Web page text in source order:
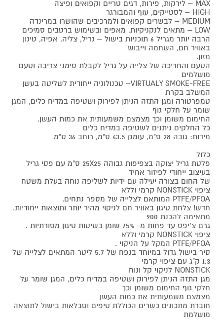
MAX – לירקות, פירות, דגים טריים וקפואים ופיצה
HIGH – לסטייקים, עוף והמבורגר
MEDIUM – לבשרים קפואים ולמרכיבים שהושרו במרינדה
LOW – מתאים לנקניקיות, מאפים ובשימוש ברטבים סמיכים
הרבה יותר מגריל 6 תוכניות בישול – גריל, צליה, אפיה, טיגון
באוויר חם, השחמה וייבוש
מזון.
הטעם והחריכה של צלייה על גריל לקבלת סימני צריבה וטעם
מושלמים
VIRTUALY SMOKE-FREE– טכנולוגיה ייחודית לשליטה בעשן
המשלב בקרת
טמפרטורה ומגן התזה הניתן לפירוק ושטיפה במדיח כלים, המגן
שומר על חלקי גוף
החימום משומן וכך מצמצם משמעותית את כמות העשן.
כל החלקים ניתנים לשטיפה במדיח כלים
מידות: גובה 28 ס"מ, עומק 43.5 ס"מ, רוחב 36 ס"מ
כלול
פלטת גריל יצוקה בצפיפות גבוהה 25X25 ס"מ עם פסי גריל
בעיצוב ייחודי לפיזור אחיד
של החום בצורה יעילה עם ידיות לשליפה נוחה בעלת משטח
ציפוי NONSTICK קרמי וללא
PTFE/PFOA המותאם לצלייה של מספר נתחים.
חדש! צלחת טיגון באוויר חם לניקוי מהיר יותר ותוצאות ייחודיות.
מתאימה להכנת 900
גרם צ'יפס עד פחות מ- 75% שומן בשיטות טיגון מסורתיות .
ציפוי NONSTICK קרמי וללא
PTFE/PFOA המקל על הניקוי .
סיר בישול גדול במיוחד בנפח של 5.7 ליטר המתאים לצלייה של
1.3 ק"ג עם ציפוי קרמי
NONSTICK לניקוי קל ונוח
מגן התזה הניתן לפירוק ושטיפה במדיח כלים, המגן שומר על
חלקי גוף החימום משומן וכך
מצמצם משמעותית את כמות העשן
חוברת מתכונים כשרים הכוללת טיפים וטבלאות בישול לתוצאה
מושלמת